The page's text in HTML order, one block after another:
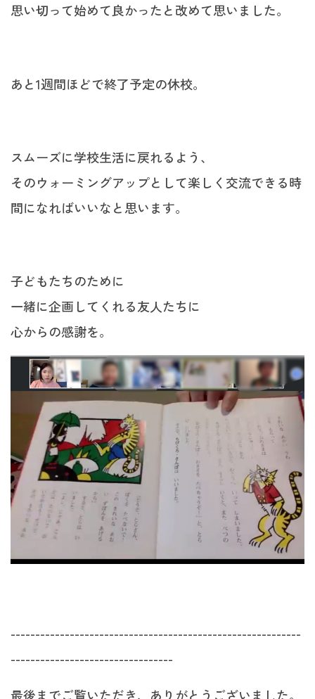
思い切って始めて良かったと改めて思いました。
あと1週間ほどで終了予定の休校。
スムーズに学校生活に戻れるよう、
そのウォーミングアップとして楽しく交流できる時
間になればいいなと思います。
子どもたちのために
一緒に企画してくれる友人たちに
心からの感謝を。
-----------------------------------------------------------
---------------------------------
最後までご覧いただき、ありがとうございました。